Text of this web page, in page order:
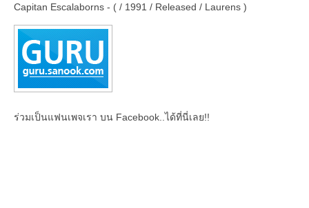
Capitan Escalaborns - ( / 1991 / Released / Laurens )
ร่วมเป็นแฟนเพจเรา บน Facebook..ได้ที่นี่เลย!!